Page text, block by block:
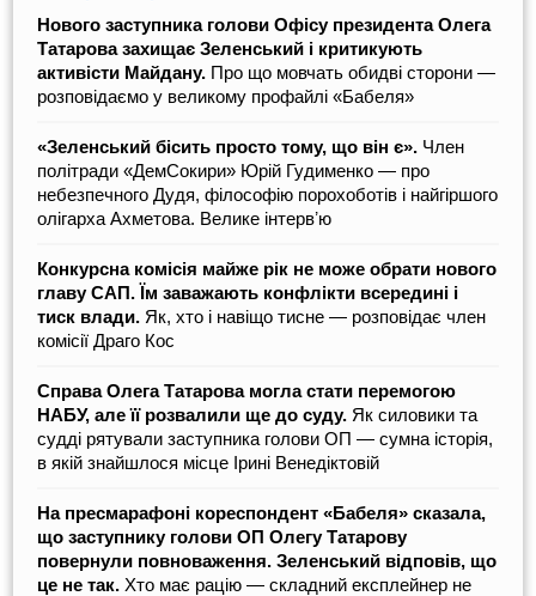
Нового заступника голови Офісу президента Олега
Татарова захищає Зеленський і критикують
активісти Майдану. Про що мовчать обидві сторони —
розповідаємо у великому профайлі «Бабеля»
«Зеленський бісить просто тому, що він є». Член
політради «ДемСокири» Юрій Гудименко — про
небезпечного Дудя, філософію порохоботів і найгіршого
олігарха Ахметова. Велике інтервʼю
Конкурсна комісія майже рік не може обрати нового
главу САП. Їм заважають конфлікти всередині і
тиск влади. Як, хто і навіщо тисне — розповідає член
комісії Драго Кос
Справа Олега Татарова могла стати перемогою
НАБУ, але її розвалили ще до суду. Як силовики та
судді рятували заступника голови ОП — сумна історія,
в якій знайшлося місце Ірині Венедіктовій
На пресмарафоні кореспондент «Бабеля» сказала,
що заступнику голови ОП Олегу Татарову
повернули повноваження. Зеленський відповів, що
це не так. Хто має рацію — складний експлейнер не